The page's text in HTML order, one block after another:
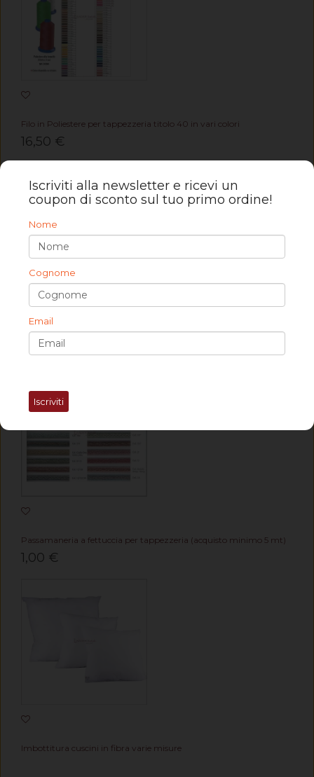
Filo in Poliestere per tappezzeria titolo 40 in vari colori
16,50 €
Cerniera a taglio per cuscini divani a misura con cursore.
0,80 €
Passamaneria a fettuccia per tappezzeria (acquisto minimo 5 mt)
1,00 €
Imbottitura cuscini in fibra varie misure
Iscriviti alla newsletter e ricevi un
coupon di sconto sul tuo primo ordine!
Nome
Cognome
Email
Iscriviti